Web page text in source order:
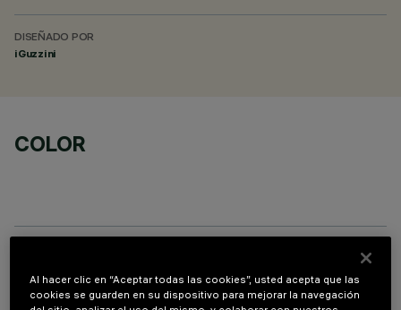
DISEÑADO POR
iGuzzini
COLOR
ACCESORIOS NECESARIOS
Es necesario pedir uno de los accesorios necesarios para instalar y utilizar correctamente el
Al hacer clic en “Aceptar todas las cookies”, usted acepta que las
cookies se guarden en su dispositivo para mejorar la navegación